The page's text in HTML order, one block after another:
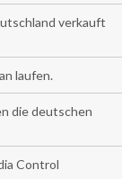
verkauft
laufen.
die deutschen
Control